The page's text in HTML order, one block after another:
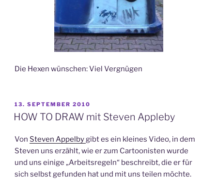
Die Hexen wünschen: Viel Vergnügen
VERÖFFENTLICHT
AM
13. SEPTEMBER 2010
HOW TO DRAW mit Steven Appleby
Von Steven Appelbygibt es ein kleines Video, in dem
Steven uns erzählt, wie er zum Cartoonisten wurde
und uns einige „Arbeitsregeln“ beschreibt, die er für
sich selbst gefunden hat und mit uns teilen möchte.